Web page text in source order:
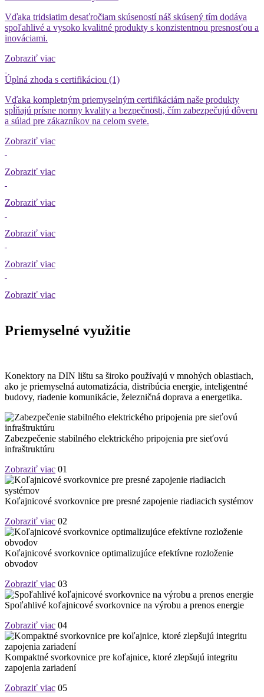
Vďaka tridsiatim desaťročiam skúseností náš skúsený tím dodáva
spoľahlivé a vysoko kvalitné produkty s konzistentnou presnosťou a
inováciami.
Zobraziť viac
Úplná zhoda s certifikáciou (1)
Vďaka kompletným priemyselným certifikáciám naše produkty
spĺňajú prísne normy kvality a bezpečnosti, čím zabezpečujú dôveru
a súlad pre zákazníkov na celom svete.
Zobraziť viac
Zobraziť viac
Zobraziť viac
Zobraziť viac
Zobraziť viac
Zobraziť viac
Priemyselné využitie
Konektory na DIN lištu sa široko používajú v mnohých oblastiach,
ako je priemyselná automatizácia, distribúcia energie, inteligentné
budovy, riadenie komunikácie, železničná doprava a energetika.
Zabezpečenie stabilného elektrického pripojenia pre sieťovú
infraštruktúru
Zobraziť viac 01
Koľajnicové svorkovnice pre presné zapojenie riadiacich systémov
Zobraziť viac 02
Koľajnicové svorkovnice optimalizujúce efektívne rozloženie
obvodov
Zobraziť viac 03
Spoľahlivé koľajnicové svorkovnice na výrobu a prenos energie
Zobraziť viac 04
Kompaktné svorkovnice pre koľajnice, ktoré zlepšujú integritu
zapojenia zariadení
Zobraziť viac 05